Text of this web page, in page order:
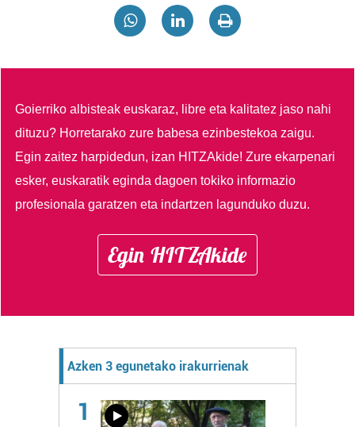
Goierriko albisteak euskaraz, libre eta kalitatez jaso nahi
dituzu? Horretarako zure babesa ezinbestekoa zaigu.
Egin zaitez harpidedun, izan HITZAkide!Zure ekarpenari
esker, euskaratik eginda dagoen tokiko informazio
profesionala garatzen eta indartzen lagunduko duzu.
Egin HITZAkide
Azken 3 egunetako irakurrienak
1